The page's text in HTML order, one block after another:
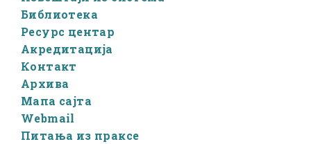
Библиотека
Ресурс центар
Акредитација
Контакт
Архива
Мапа сајта
Webmail
Питања из праксе